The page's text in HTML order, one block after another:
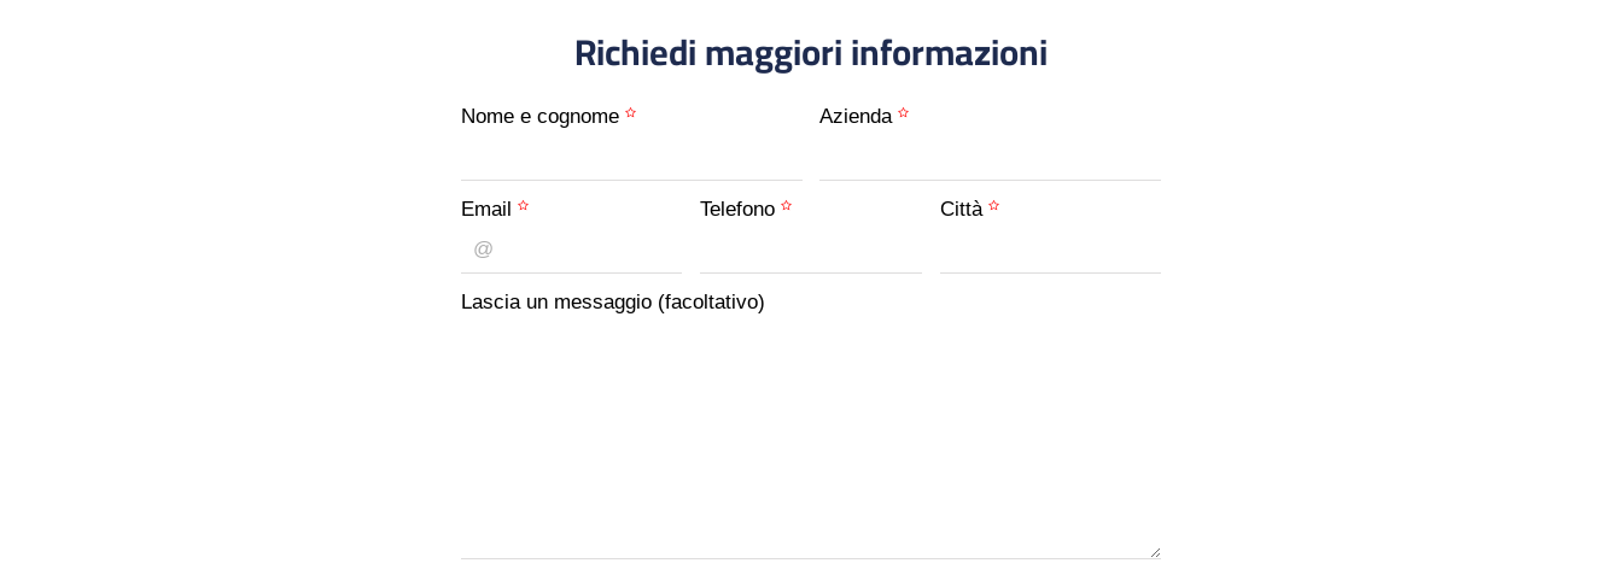
Richiedi maggiori informazioni
Nome e cognome Azienda
Email Telefono Città
Lascia un messaggio (facoltativo)